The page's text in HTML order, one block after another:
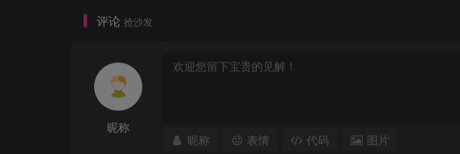
评论 抢沙发
昵称
昵称 表情 代码 图片